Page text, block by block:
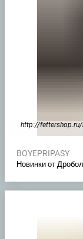
http://fettershop.ru/
BOYEPRIPASY
Новинки от